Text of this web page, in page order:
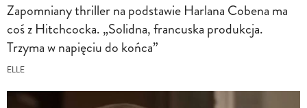
Zapomniany thriller na podstawie Harlana Cobena ma
coś z Hitchcocka. „Solidna, francuska produkcja.
Trzyma w napięciu do końca”
ELLE